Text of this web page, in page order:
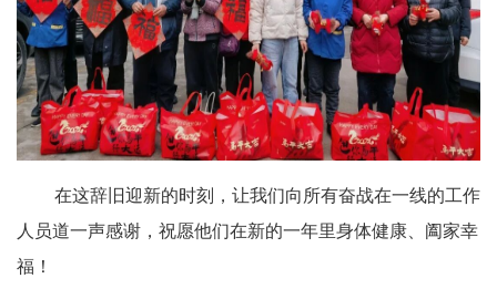
在这辞旧迎新的时刻，让我们向所有奋战在一线的工作
人员道一声感谢，祝愿他们在新的一年里身体健康、阖家幸
福！